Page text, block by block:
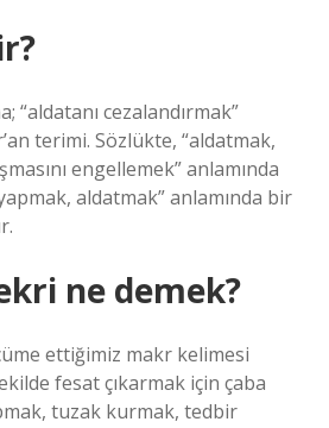
“aldatanı cezalandırmak”
terimi. Sözlükte, “aldatmak,
engellemek” anlamında
aldatmak” anlamında bir
ne demek?
ettiğimiz makr kelimesi
fesat çıkarmak için çaba
tuzak kurmak, tedbir